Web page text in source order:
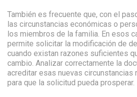
También es frecuente que, con el
las circunstancias económicas o
los miembros de la familia. En esos
permite solicitar la modificación de
cuando existan razones suficientes
cambio. Analizar correctamente la
acreditar esas nuevas circunstancias
para que la solicitud pueda prosperar.